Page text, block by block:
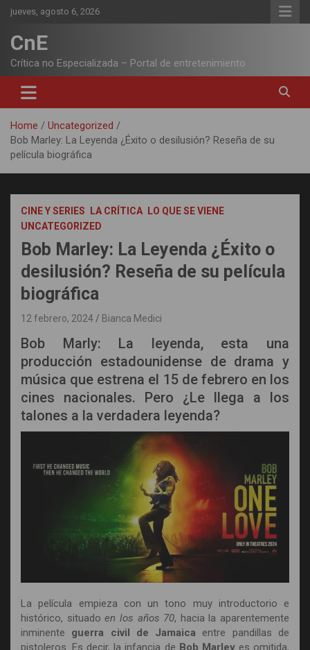
Skip
content
jueves, agosto 6, 2026
CnE
Crítica no Especializada – Portal de entretenimiento
Home
Uncategorized
Bob Marley: La Leyenda ¿Éxito o desilusión? Reseña de su
película biográfica
CINE Y SERIES LA CRÍTICA
LO QUE SE VIENE
UNCATEGORIZED
Bob Marley: La Leyenda ¿Éxito o
desilusión? Reseña de su película
biográfica
12 febrero, 2024 Bianca Medici
Bob Marly: La leyenda, esta una
producción estadounidense de drama y
música que estrena el 15 de febrero en los
cines nacionales. Pero ¿Le llega a los
talones a la verdadera leyenda?
La película empieza con un tono muy introductorio e
histórico, situadoen los años 70, hacia la aparentemente
inminente guerra civil de Jamaica entre pandillas de
pistoleros. Es decir, la infancia de Bob Marleyes omitida,